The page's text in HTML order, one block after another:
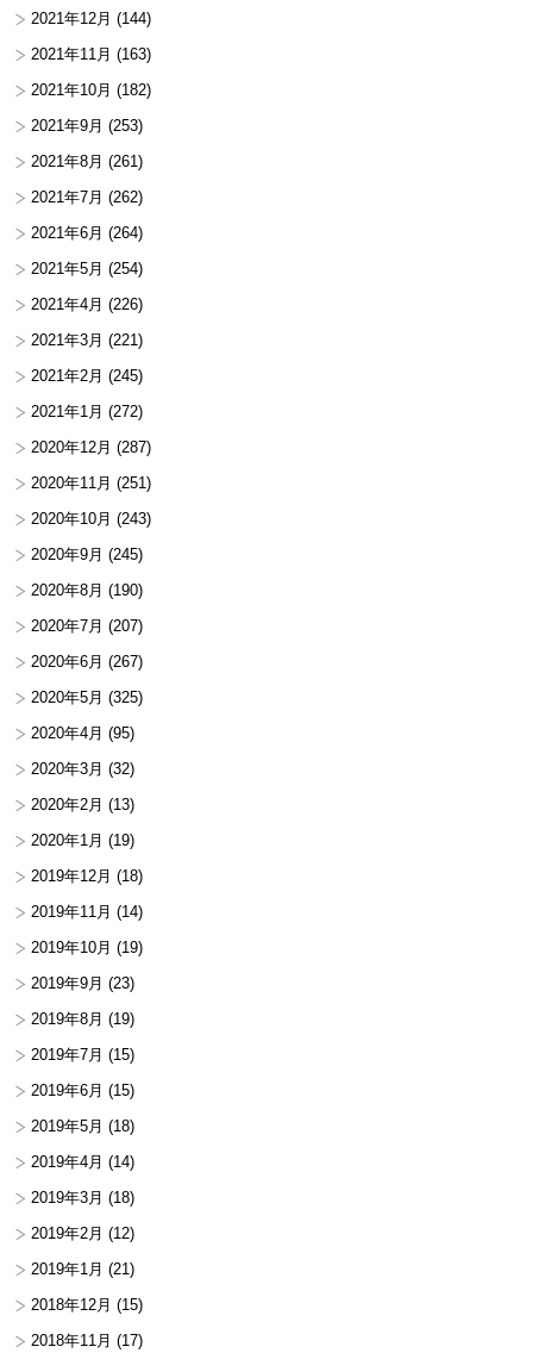
2021年12月 (144)
2021年11月 (163)
2021年10月 (182)
2021年9月 (253)
2021年8月 (261)
2021年7月 (262)
2021年6月 (264)
2021年5月 (254)
2021年4月 (226)
2021年3月 (221)
2021年2月 (245)
2021年1月 (272)
2020年12月 (287)
2020年11月 (251)
2020年10月 (243)
2020年9月 (245)
2020年8月 (190)
2020年7月 (207)
2020年6月 (267)
2020年5月 (325)
2020年4月 (95)
2020年3月 (32)
2020年2月 (13)
2020年1月 (19)
2019年12月 (18)
2019年11月 (14)
2019年10月 (19)
2019年9月 (23)
2019年8月 (19)
2019年7月 (15)
2019年6月 (15)
2019年5月 (18)
2019年4月 (14)
2019年3月 (18)
2019年2月 (12)
2019年1月 (21)
2018年12月 (15)
2018年11月 (17)